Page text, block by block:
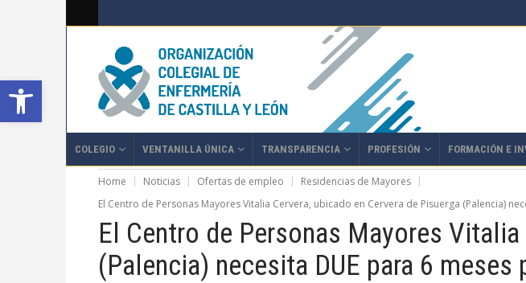
Abrir barra de herramientas
COLEGIO VENTANILLA ÚNICA TRANSPARENCIA PROFESIÓN FORMACIÓN E
Home Noticias Ofertas de empleo
Residencias de Mayores
El Centro de Personas Mayores Vitalia Cervera, ubicado en Cervera de Pisuerga (Palencia)
El Centro de Personas Mayores
(Palencia) necesita DUE para 6 meses